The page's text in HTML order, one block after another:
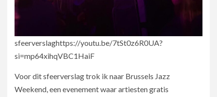
sfeerverslaghttps://youtu.be/7tSt0z6R0UA?
si=mp64xihqVBC1HaiF
Voor dit sfeerverslag trok ik naar Brussels Jazz
Weekend, een evenement waar artiesten gratis